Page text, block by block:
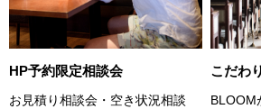
HP予約限定相談会
お見積り相談会・空き状況相談
こだわ
BLOOM